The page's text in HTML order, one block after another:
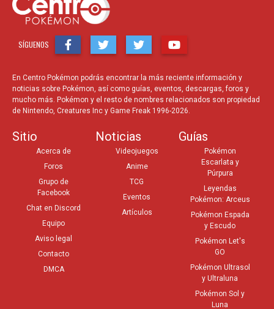
SÍGUENOS
En Centro Pokémon podrás encontrar la más reciente información y
noticias sobre Pokémon, así como guías, eventos, descargas, foros y
mucho más. Pokémon y el resto de nombres relacionados son propiedad
de Nintendo, Creatures Inc y Game Freak 1996-2026.
Sitio
Acerca de
Foros
Grupo de
Facebook
Chat en Discord
Equipo
Aviso legal
Contacto
DMCA
Noticias
Videojuegos
Anime
TCG
Eventos
Artículos
Guías
Pokémon
Escarlata y
Púrpura
Leyendas
Pokémon: Arceus
Pokémon Espada
y Escudo
Pokémon Let's
GO
Pokémon Ultrasol
y Ultraluna
Pokémon Sol y
Luna